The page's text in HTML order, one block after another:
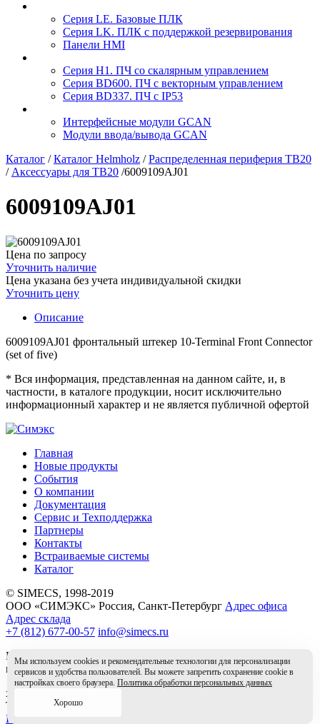
Серия LE. Базовые ПЛК
Серия LK. ПЛК с поддержкой резервирования
Панели HMI
Серия H1. ПЧ со скалярным управлением
Серия BD600. ПЧ с векторным управлением
Серия BD337. ПЧ с IP53
Интерфейсные модули GCAN
Модули ввода/вывода GCAN
Каталог / Каталог Helmholz / Распределенная периферия TB20
/ Аксессуары для TB20 /6009109AJ01
6009109AJ01
Цена по запросу
Уточнить наличие
Цена указана без учета индивидуальной скидки
Уточнить цену
Описание
6009109AJ01 фронтальный штекер 10-Terminal Front Connector
(set of five)
* Вся информация, представленная на данном сайте, и, в
частности, в каталоге продукции, носит исключительно
информационный характер и не является публичной офертой
Главная
Новые продукты
События
О компании
Документация
Сервис и Техподдержка
Партнеры
Контакты
Встраиваемые системы
Каталог
© SIMECS, 1998-2019
ООО «СИМЭКС» Россия, Санкт-Петербург Адрес офиса
Адрес склада
+7 (812) 677-00-57 info@simecs.ru
Вся информация на данном сайте носит справочный характер
и не является публичной офертой.
x
Товар в корзине
Перейти в корзину
Мы используем cookies и рекомендательные технологии для персонализации
сервисов и удобства пользователей. Вы можете запретить сохранение cookie в
настройках своего браузера. Политика обработки персональных данных
Хорошо